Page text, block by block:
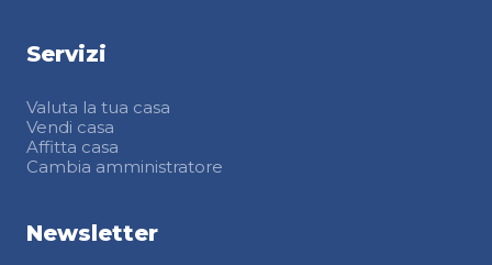
Servizi
Valuta la tua casa
Vendi casa
Affitta casa
Cambia amministratore
Newsletter